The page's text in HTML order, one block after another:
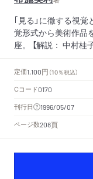
｢見る」に徹する視
覚形式から美術作品
座。 【解説： 中村桂子
定価1,100円 （10％税込）
Cコード0170
刊行日 1996/05/07
ページ数208頁